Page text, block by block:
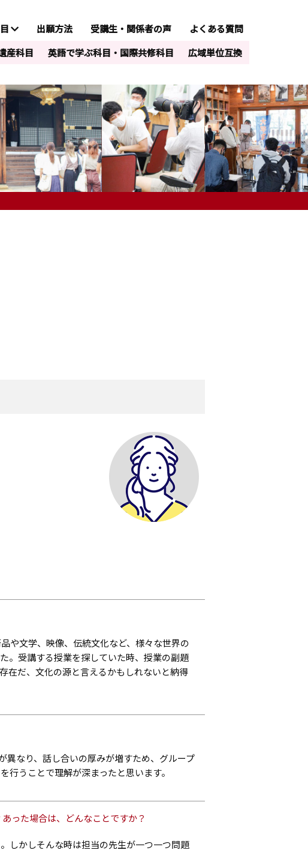
産科目 英語で学ぶ科目・国際共修科目 広域単位互換
出願方法 受講生・関係者の声 よくある質問
や文学、映像、伝統文化など、様々な世界の
。受講する授業を探していた時、授業の副題
在だ、文化の源と言えるかもしれないと納得
異なり、話し合いの厚みが増すため、グループ
うことで理解が深まったと思います。
った場合は、どんなことですか？
しかしそんな時は担当の先生が一つ一つ問題